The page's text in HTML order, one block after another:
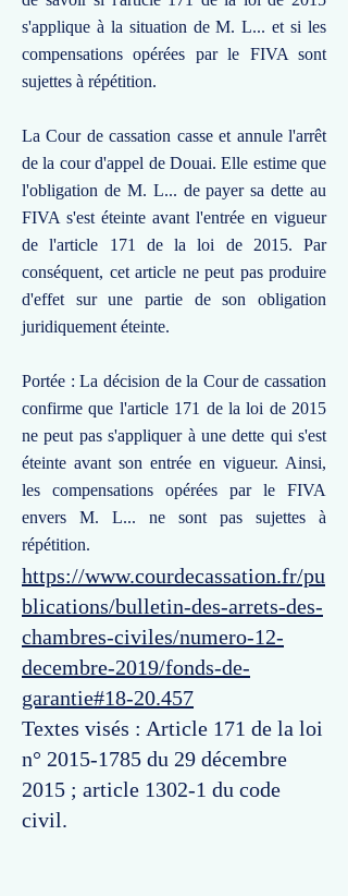
s'applique à la situation de M. L... et si les
compensations opérées par le FIVA sont
sujettes à répétition.
La Cour de cassation casse et annule l'arrêt
de la cour d'appel de Douai. Elle estime que
l'obligation de M. L... de payer sa dette au
FIVA s'est éteinte avant l'entrée en vigueur
de l'article 171 de la loi de 2015. Par
conséquent, cet article ne peut pas produire
d'effet sur une partie de son obligation
juridiquement éteinte.
Portée : La décision de la Cour de cassation
confirme que l'article 171 de la loi de 2015
ne peut pas s'appliquer à une dette qui s'est
éteinte avant son entrée en vigueur. Ainsi,
les compensations opérées par le FIVA
envers M. L... ne sont pas sujettes à
répétition.
https://www.courdecassation.fr/pu
blications/bulletin-des-arrets-des-
chambres-civiles/numero-12-
decembre-2019/fonds-de-
garantie#18-20.457
Textes visés : Article 171 de la loi
n° 2015-1785 du 29 décembre
2015 ; article 1302-1 du code
civil.